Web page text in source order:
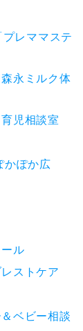
レママステ
永ミルク体
児相談室
かぽか広
ル
ストケア
ベビー相談